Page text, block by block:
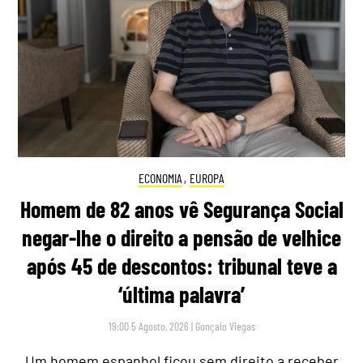
ECONOMIA , EUROPA
Homem de 82 anos vê Segurança Social
negar-lhe o direito a pensão de velhice
após 45 de descontos: tribunal teve a
‘última palavra’
19:00 5 Agosto, 2026 | Gonçalo Viegas